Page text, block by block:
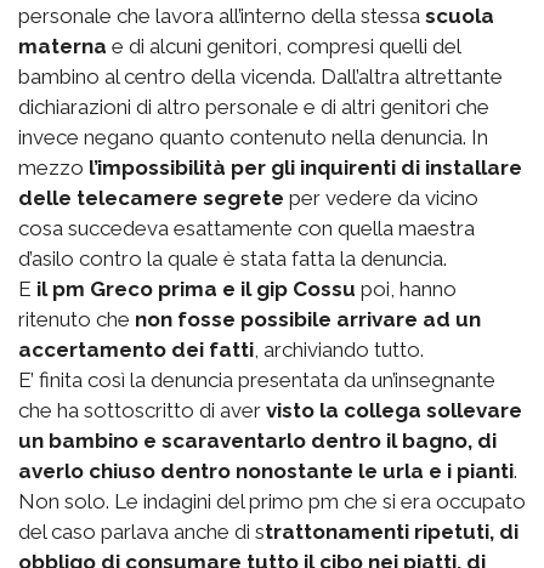
personale che lavora all’interno della stessa scuola
materna e di alcuni genitori, compresi quelli del
bambino al centro della vicenda. Dall’altra altrettante
dichiarazioni di altro personale e di altri genitori che
invece negano quanto contenuto nella denuncia. In
mezzo l’impossibilità per gli inquirenti di installare
delle telecamere segrete per vedere da vicino
cosa succedeva esattamente con quella maestra
d’asilo contro la quale è stata fatta la denuncia.
E il pm Greco prima e il gip Cossu poi, hanno
ritenuto che non fosse possibile arrivare ad un
accertamento dei fatti, archiviando tutto.
E’ finita così la denuncia presentata da un’insegnante
che ha sottoscritto di aver visto la collega sollevare
un bambino e scaraventarlo dentro il bagno, di
averlo chiuso dentro nonostante le urla e i pianti.
Non solo. Le indagini del primo pm che si era occupato
del caso parlava anche di strattonamenti ripetuti, di
obbligo di consumare tutto il cibo nei piatti, di